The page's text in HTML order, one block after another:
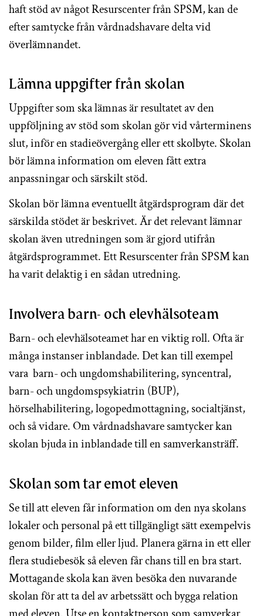
haft stöd av något Resurscenter från SPSM, kan de
efter samtycke från vårdnadshavare delta vid
överlämnandet.
Lämna uppgifter från skolan
Uppgifter som ska lämnas är resultatet av den
uppföljning av stöd som skolan gör vid vårterminens
slut, inför en stadieövergång eller ett skolbyte. Skolan
bör lämna information om eleven fått extra
anpassningar och särskilt stöd.
Skolan bör lämna eventuellt åtgärdsprogram där det
särskilda stödet är beskrivet. Är det relevant lämnar
skolan även utredningen som är gjord utifrån
åtgärdsprogrammet. Ett Resurscenter från SPSM kan
ha varit delaktig i en sådan utredning.
Involvera barn- och elevhälsoteam
Barn- och elevhälsoteamet har en viktig roll. Ofta är
många instanser inblandade. Det kan till exempel
vara barn- och ungdomshabilitering, syncentral,
barn- och ungdomspsykiatrin (BUP),
hörselhabilitering, logopedmottagning, socialtjänst,
och så vidare. Om vårdnadshavare samtycker kan
skolan bjuda in inblandade till en samverkansträff.
Skolan som tar emot eleven
Se till att eleven får information om den nya skolans
lokaler och personal på ett tillgängligt sätt exempelvis
genom bilder, film eller ljud. Planera gärna in ett eller
flera studiebesök så eleven får chans till en bra start.
Mottagande skola kan även besöka den nuvarande
skolan för att ta del av arbetssätt och bygga relation